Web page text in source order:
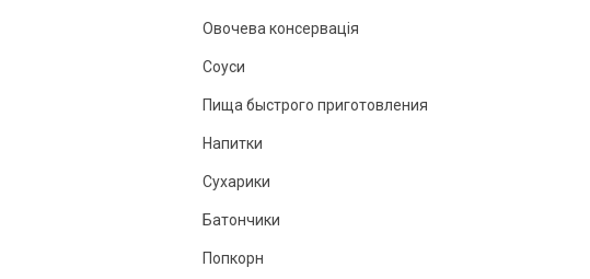
Овочева консервація
Соуси
Пища быстрого приготовления
Напитки
Сухарики
Батончики
Попкорн